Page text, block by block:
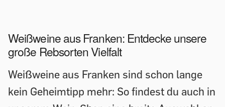
Weißweine aus Franken: Entdecke unsere
große Rebsorten Vielfalt
Weißweine aus Franken sind schon lange
kein Geheimtipp mehr: So findest du auch in